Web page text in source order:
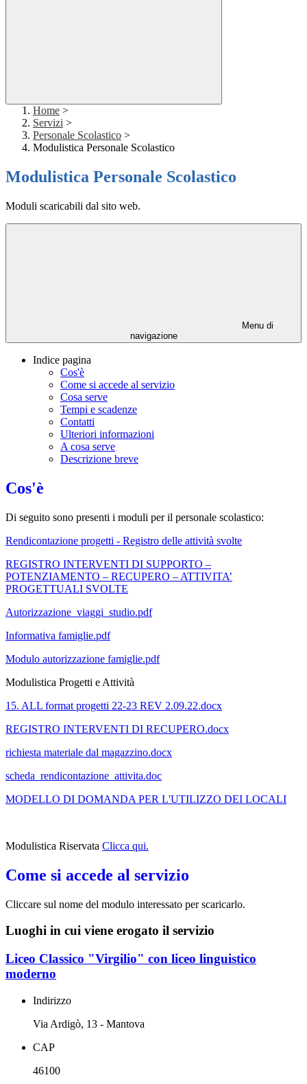
Home >
Servizi >
Personale Scolastico >
Modulistica Personale Scolastico
Modulistica Personale Scolastico
Moduli scaricabili dal sito web.
Menu di
navigazione
Indice pagina
Cos'è
Come si accede al servizio
Cosa serve
Tempi e scadenze
Contatti
Ulteriori informazioni
A cosa serve
Descrizione breve
Cos'è
Di seguito sono presenti i moduli per il personale scolastico:
Rendicontazione progetti - Registro delle attività svolte
REGISTRO INTERVENTI DI SUPPORTO –
POTENZIAMENTO – RECUPERO – ATTIVITA’
PROGETTUALI SVOLTE
Autorizzazione_viaggi_studio.pdf
Informativa famiglie.pdf
Modulo autorizzazione famiglie.pdf
Modulistica Progetti e Attività
15. ALL format progetti 22-23 REV 2.09.22.docx
REGISTRO INTERVENTI DI RECUPERO.docx
richiesta materiale dal magazzino.docx
scheda_rendicontazione_attivita.doc
MODELLO DI DOMANDA PER L'UTILIZZO DEI LOCALI
Modulistica Riservata Clicca qui.
Come si accede al servizio
Cliccare sul nome del modulo interessato per scaricarlo.
Luoghi in cui viene erogato il servizio
Liceo Classico "Virgilio" con liceo linguistico
moderno
Indirizzo
Via Ardigò, 13 - Mantova
CAP
46100